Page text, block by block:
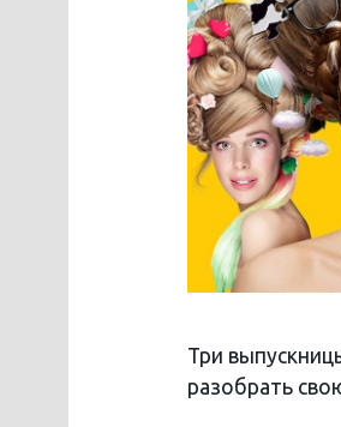
Три
разобрать